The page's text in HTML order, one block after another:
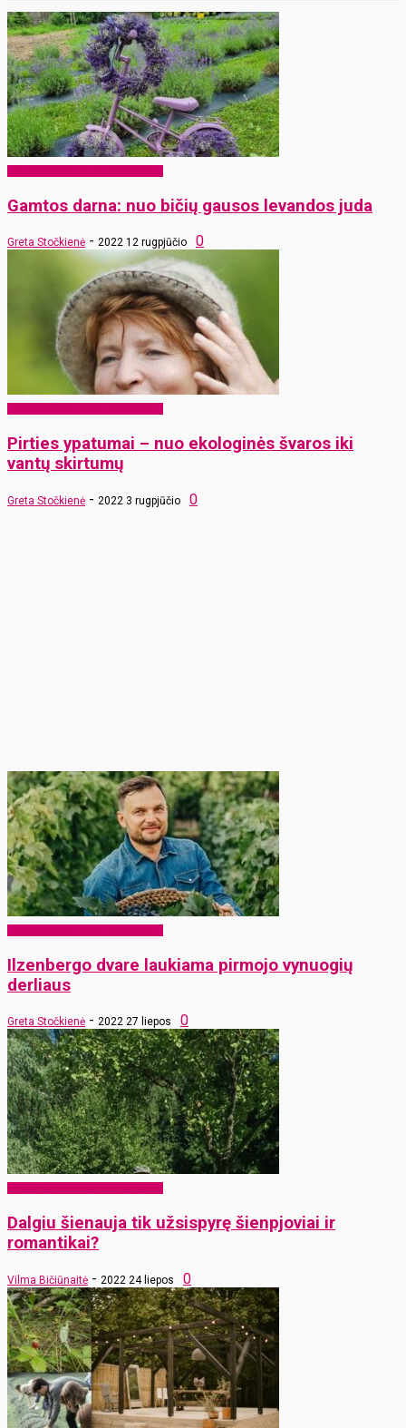
Gamtos darna: nuo bičių gausos levandos juda
Greta Stočkienė - 2022 12 rugpjūčio 0
Pirties ypatumai – nuo ekologinės švaros iki
vantų skirtumų
Greta Stočkienė - 2022 3 rugpjūčio 0
Ilzenbergo dvare laukiama pirmojo vynuogių
derliaus
Greta Stočkienė - 2022 27 liepos 0
Dalgiu šienauja tik užsispyrę šienpjoviai ir
romantikai?
Vilma Bičiūnaitė - 2022 24 liepos 0